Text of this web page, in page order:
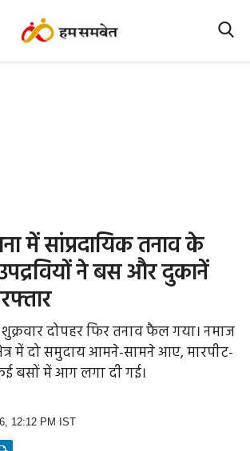
में सांप्रदायिक तनाव के
ने बस और दुकानें
दोपहर फिर तनाव फैल गया। नमाज
में दो समुदाय आमने-सामने आए, मारपीट-
बसों में आग लगा दी गई।
12:12 PM IST